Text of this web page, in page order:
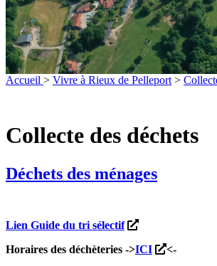
Accueil > Vivre à Rieux de Pelleport >
Collecte des déchets
Déchets des ménages
Lien Guide du tri sélectif
Horaires des déchèteries ->ICI
<-